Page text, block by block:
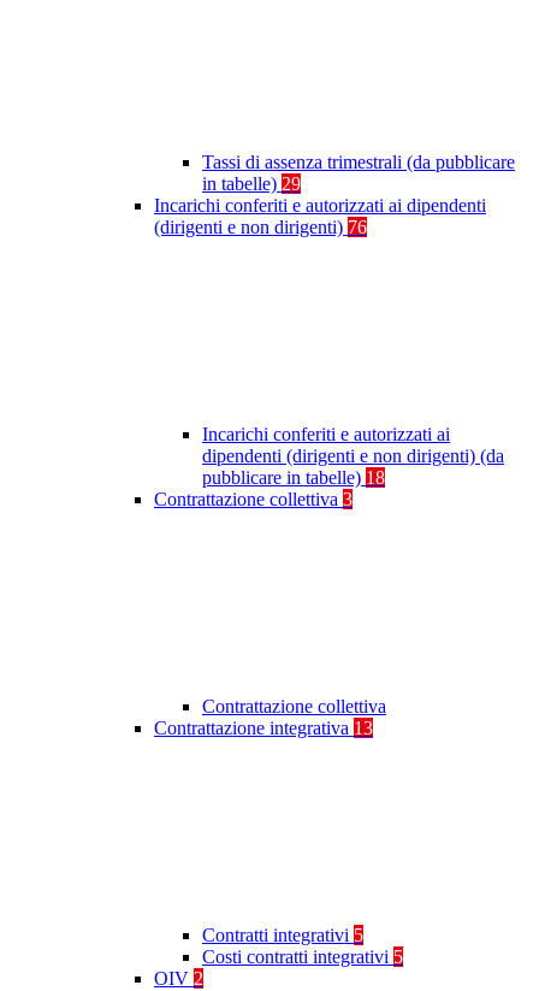
Tassi di assenza trimestrali (da pubblicare
in tabelle) 29
Incarichi conferiti e autorizzati ai dipendenti
(dirigenti e non dirigenti) 76
Incarichi conferiti e autorizzati ai
dipendenti (dirigenti e non dirigenti) (da
pubblicare in tabelle) 18
Contrattazione collettiva 3
Contrattazione collettiva
Contrattazione integrativa 13
Contratti integrativi 5
Costi contratti integrativi 5
OIV 2